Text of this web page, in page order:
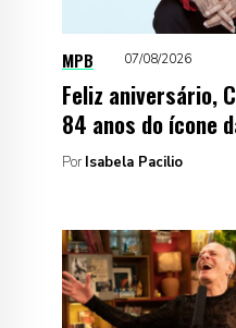
MPB 07/08/2026
Feliz aniversário,
84 anos do ícone
Por Isabela Pacilio